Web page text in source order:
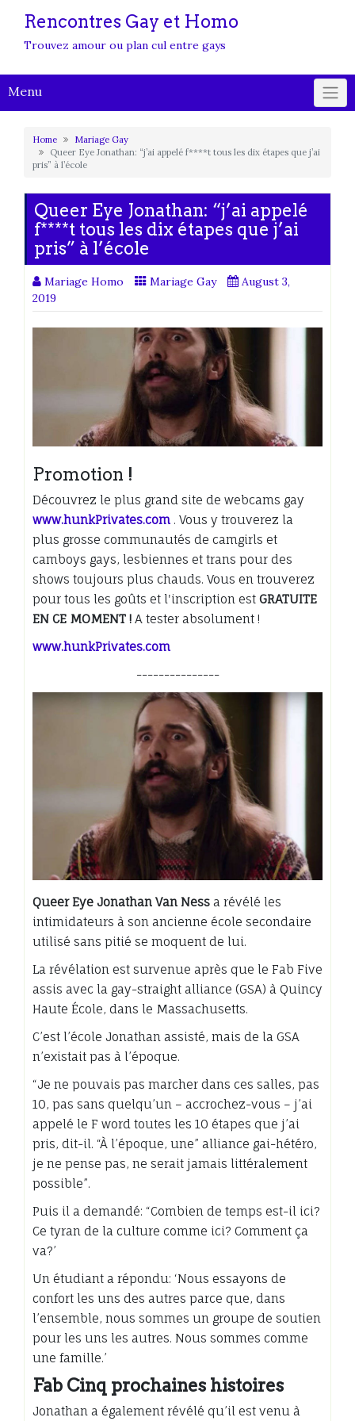
Rencontres Gay et Homo
Trouvez amour ou plan cul entre gays
Menu
Home
Mariage Gay
Queer Eye Jonathan: “j’ai appelé f****t tous les dix étapes que j’ai
pris” à l’école
Queer Eye Jonathan: “j’ai appelé
f****t tous les dix étapes que j’ai
pris” à l’école
Mariage Homo Mariage Gay
August 3,
2019
Promotion !
Découvrez le plus grand site de webcams gay
www.hunkPrivates.com . Vous y trouverez la
plus grosse communautés de camgirls et
camboys gays, lesbiennes et trans pour des
shows toujours plus chauds. Vous en trouverez
pour tous les goûts et l'inscription est GRATUITE
EN CE MOMENT ! A tester absolument !
www.hunkPrivates.com
---------------
Queer Eye Jonathan Van Ness a révélé les
intimidateurs à son ancienne école secondaire
utilisé sans pitié se moquent de lui.
La révélation est survenue après que le Fab Five
assis avec la gay-straight alliance (GSA) à Quincy
Haute École, dans le Massachusetts.
C’est l’école Jonathan assisté, mais de la GSA
n’existait pas à l’époque.
“Je ne pouvais pas marcher dans ces salles, pas
10, pas sans quelqu’un – accrochez-vous – j’ai
appelé le F word toutes les 10 étapes que j’ai
pris, dit-il. “À l’époque, une” alliance gai-hétéro,
je ne pense pas, ne serait jamais littéralement
possible”.
Puis il a demandé: “Combien de temps est-il ici?
Ce tyran de la culture comme ici? Comment ça
va?’
Un étudiant a répondu: ‘Nous essayons de
confort les uns des autres parce que, dans
l’ensemble, nous sommes un groupe de soutien
pour les uns les autres. Nous sommes comme
une famille.’
Fab Cinq prochaines histoires
Jonathan a également révélé qu’il est venu à